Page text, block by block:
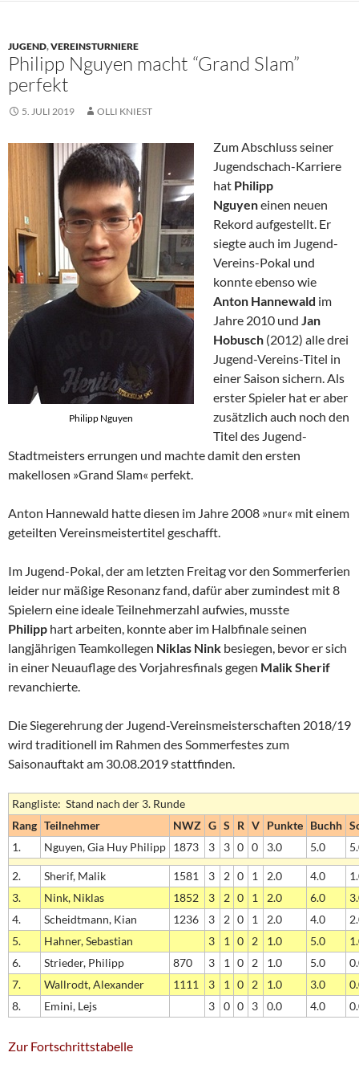
JUGEND,VEREINSTURNIERE
Philipp Nguyen macht “Grand Slam”
perfekt
5. JULI 2019 OLLI KNIEST
Philipp Nguyen
Zum Abschluss seiner
Jugendschach-Karriere
hat Philipp
Nguyeneinen neuen
Rekord aufgestellt. Er
siegte auch im Jugend-
Vereins-Pokal und
konnte ebenso wie
Anton Hannewald im
Jahre 2010 und Jan
Hobusch (2012) alle drei
Jugend-Vereins-Titel in
einer Saison sichern. Als
erster Spieler hat er aber
zusätzlich auch noch den
Titel des Jugend-
Stadtmeisters errungen und machte damit den ersten
makellosen »Grand Slam« perfekt.
Anton Hannewald hatte diesen im Jahre 2008 »nur« mit einem
geteilten Vereinsmeistertitel geschafft.
Im Jugend-Pokal, der am letzten Freitag vor den Sommerferien
leider nur mäßige Resonanz fand, dafür aber zumindest mit 8
Spielern eine ideale Teilnehmerzahl aufwies, musste
Philipp hart arbeiten, konnte aber im Halbfinale seinen
langjährigen Teamkollegen Niklas Nink besiegen, bevor er sich
in einer Neuauflage des Vorjahresfinals gegen Malik Sherif
revanchierte.
Die Siegerehrung der Jugend-Vereinsmeisterschaften 2018/19
wird traditionell im Rahmen des Sommerfestes zum
Saisonauftakt am 30.08.2019 stattfinden.
Rangliste: Stand nach der 3. Runde
Rang Teilnehmer NWZ G S R V Punkte Buchh
1.
Nguyen, Gia Huy Philipp 1873 3 3 0 0 3.0 5.0
2. Sherif, Malik 1581 3 2 0 1 2.0 4.0
3.
Nink, Niklas 1852 3 2 0 1 2.0 6.0
4.
Scheidtmann, Kian 1236 3 2 0 1 2.0 4.0
5.
Hahner, Sebastian 3 1 0 2 1.0 5.0
6.
Strieder, Philipp 870 3 1 0 2 1.0 5.0
7.
Wallrodt, Alexander 1111 3 1 0 2 1.0 3.0
8.
Emini, Lejs 3 0 0 3 0.0 4.0
Zur Fortschrittstabelle